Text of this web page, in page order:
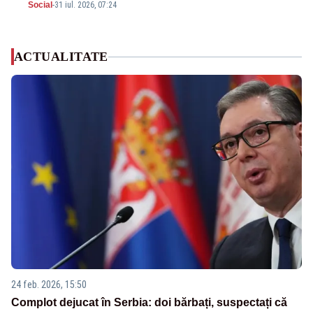
Social -31 iul. 2026, 07:24
ACTUALITATE
24 feb. 2026, 15:50
Complot dejucat în Serbia: doi bărbați, suspectați că